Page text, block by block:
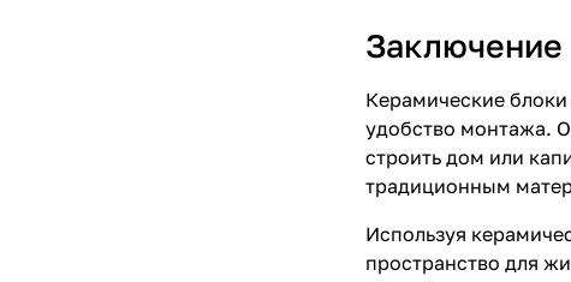
Заключение
Керамические блоки
удобство монтажа.
строить дом или
традиционным
Используя
пространство для